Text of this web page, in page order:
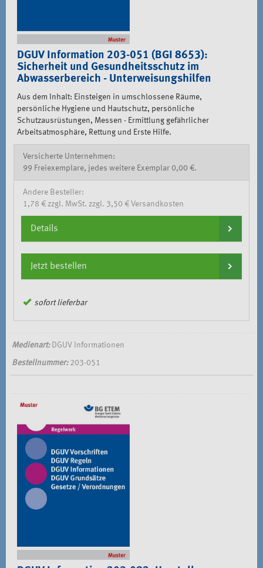
DGUV Information 203-051 (BGI 8653):
Sicherheit und Gesundheitsschutz im
Abwasserbereich - Unterweisungshilfen
Aus dem Inhalt: Einsteigen in umschlossene Räume,
persönliche Hygiene und Hautschutz, persönliche
Schutzausrüstungen, Messen - Ermittlung gefährlicher
Arbeitsatmosphäre, Rettung und Erste Hilfe.
Versicherte Unternehmen:
99 Freiexemplare, jedes weitere Exemplar 0,00 €.
Andere Besteller:
1,78 € zzgl. MwSt. zzgl. 3,50 € Versandkosten
Details
Jetzt bestellen
sofort lieferbar
Medienart:DGUV Informationen
Bestellnummer:203-051